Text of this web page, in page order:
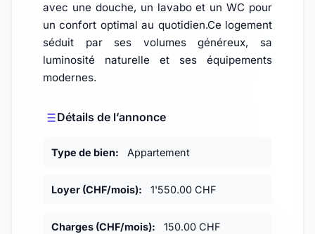
avec une douche, un lavabo et un WC pour
un confort optimal au quotidien.Ce logement
séduit par ses volumes généreux, sa
luminosité naturelle et ses équipements
modernes.
Détails de l’annonce
Type de bien: Appartement
Loyer (CHF/mois): 1'550.00 CHF
Charges (CHF/mois): 150.00 CHF